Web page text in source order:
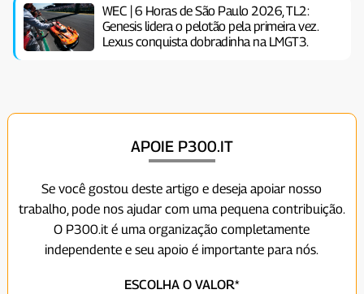
WEC | 6 Horas de São Paulo 2026, TL2:
Genesis lidera o pelotão pela primeira vez.
Lexus conquista dobradinha na LMGT3.
APOIE P300.IT
Se você gostou deste artigo e deseja apoiar nosso
trabalho, pode nos ajudar com uma pequena contribuição.
O P300.it é uma organização completamente
independente e seu apoio é importante para nós.
ESCOLHA O VALOR*